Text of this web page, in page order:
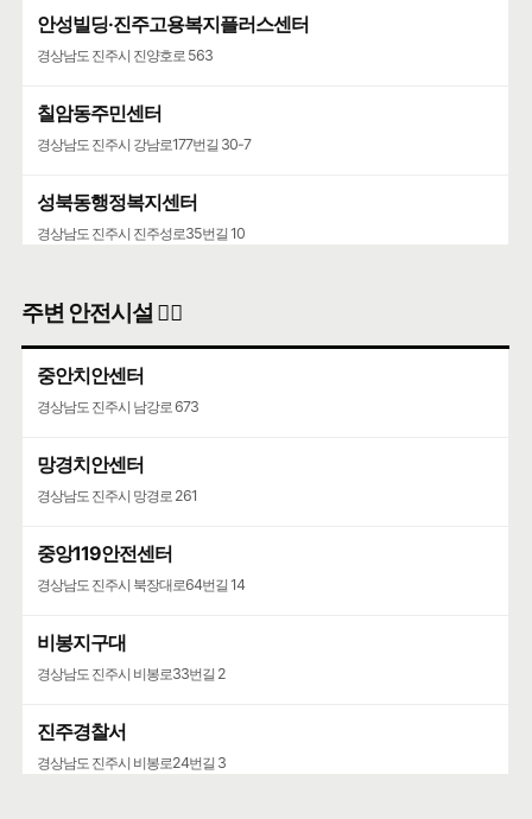
안성빌딩·진주고용복지플러스센터
경상남도 진주시 진양호로 563
칠암동주민센터
경상남도 진주시 강남로177번길 30-7
성북동행정복지센터
경상남도 진주시 진주성로35번길 10
주변 안전시설 👮‍♀️
중안치안센터
경상남도 진주시 남강로 673
망경치안센터
경상남도 진주시 망경로 261
중앙119안전센터
경상남도 진주시 북장대로64번길 14
비봉지구대
경상남도 진주시 비봉로33번길 2
진주경찰서
경상남도 진주시 비봉로24번길 3